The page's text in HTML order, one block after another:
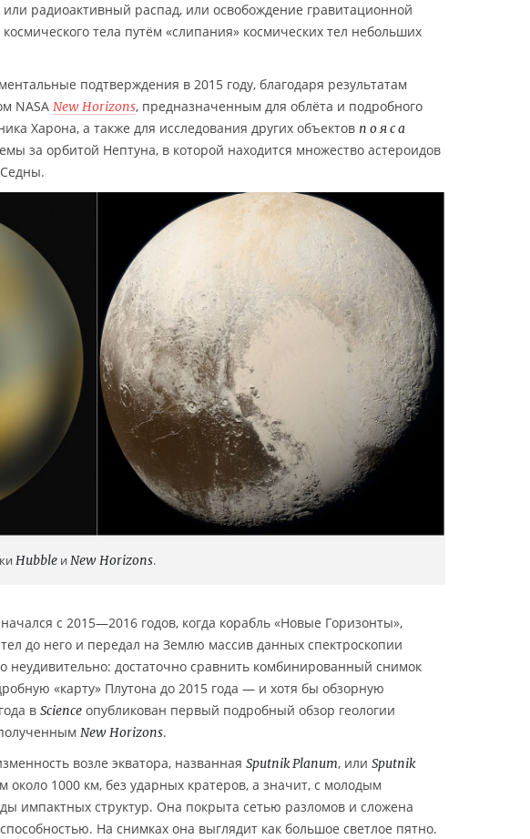
радиоактивный распад, или освобождение гравитационной
тела путём «слипания» космических тел небольших
подтверждения в 2015 году, благодаря результатам
NASA New Horizons, предназначенным для облёта и подробного
Харона, а также для исследования других объектов пояса
за орбитой Нептуна, в которой находится множество астероидов
Hubble и New Horizons.
с 2015—2016 годов, когда корабль «Новые Горизонты»,
до него и передал на Землю массив данных спектроскопии
неудивительно: достаточно сравнить комбинированный снимок
«карту» Плутона до 2015 года — и хотя бы обзорную
в Science опубликован первый подробный обзор геологии
New Horizons.
возле экватора, названная Sputnik Planum, или Sputnik
около 1000 км, без ударных кратеров, а значит, с молодым
импактных структур. Она покрыта сетью разломов и сложена
На снимках она выглядит как большое светлое пятно.